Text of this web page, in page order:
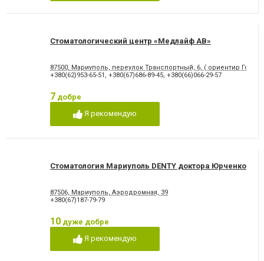
відновлення емалі
Стоматологический центр «Медлайф АВ»
87500, Мариуполь, переулок Транспортный, 6, ( ориентир
+380(62)953-65-51 , +380(67)686-89-45, +380(66)066-29-57
7 добре
Я рекомендую
Стоматология Мариуполь DENTY доктора Юрченко
87506, Мариуполь, Аэродромная, 39
+380(67)187-79-79
10 дуже добре
Я рекомендую